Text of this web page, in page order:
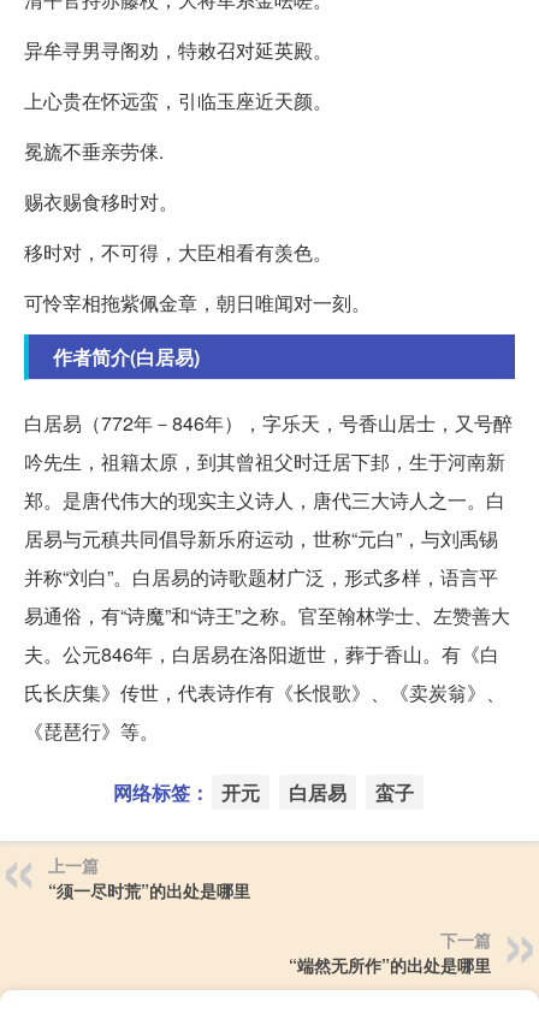
异牟寻男寻阁劝，特敕召对延英殿。
上心贵在怀远蛮，引临玉座近天颜。
冕旒不垂亲劳俫.
赐衣赐食移时对。
移时对，不可得，大臣相看有羡色。
可怜宰相拖紫佩金章，朝日唯闻对一刻。
作者简介(白居易)
白居易（772年－846年），字乐天，号香山居士，又号醉
吟先生，祖籍太原，到其曾祖父时迁居下邽，生于河南新
郑。是唐代伟大的现实主义诗人，唐代三大诗人之一。白
居易与元稹共同倡导新乐府运动，世称“元白”，与刘禹锡
并称“刘白”。白居易的诗歌题材广泛，形式多样，语言平
易通俗，有“诗魔”和“诗王”之称。官至翰林学士、左赞善大
夫。公元846年，白居易在洛阳逝世，葬于香山。有《白
氏长庆集》传世，代表诗作有《长恨歌》、《卖炭翁》、
《琵琶行》等。
网络标签： 开元 白居易 蛮子
上一篇
“须一尽时荒”的出处是哪里
下一篇
“端然无所作”的出处是哪里